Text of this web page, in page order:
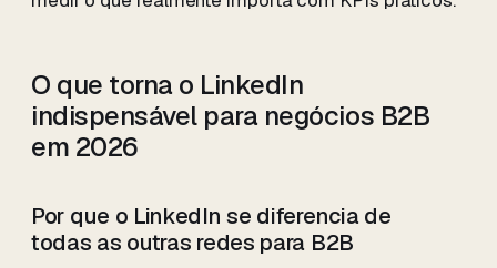
O que torna o LinkedIn
indispensável para negócios B2B
em 2026
Por que o LinkedIn se diferencia de
todas as outras redes para B2B